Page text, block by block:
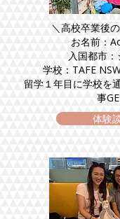
＼高校卒業後
お名前：
入国都市
学校：TAFE
留学１年目に学校を
事
体験